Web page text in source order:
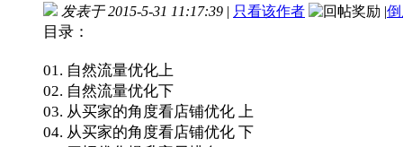
发表于 2015-5-31 11:17:39 | 只看该作者 |
目录：
01. 自然流量优化上
02. 自然流量优化下
03. 从买家的角度看店铺优化 上
04. 从买家的角度看店铺优化 下